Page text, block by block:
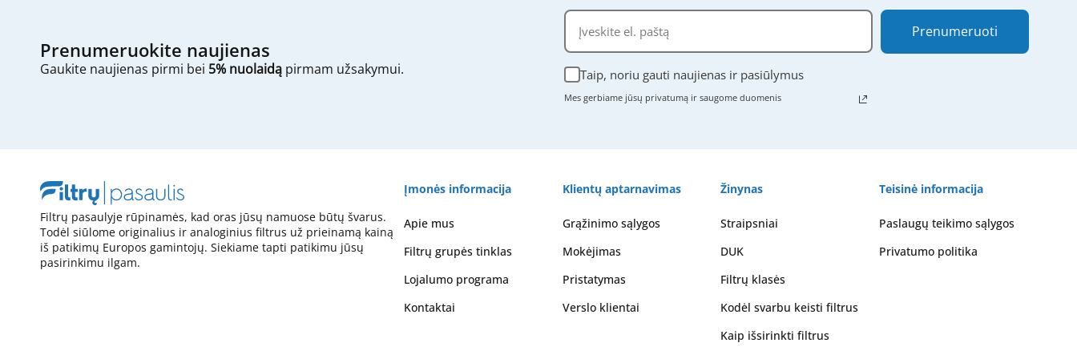
Prenumeruokite naujienas
Gaukite naujienas pirmi bei 5% nuolaidą pirmam užsakymui. Taip, noriu gauti naujienas ir pasiūlymus
Mes gerbiame jūsų privatumą ir saugome duomenis
Prenumeruoti
Filtrų pasaulyje rūpinamės, kad oras jūsų namuose būtų švarus.
Todėl siūlome originalius ir analoginius filtrus už prieinamą kainą
iš patikimų Europos gamintojų. Siekiame tapti patikimu jūsų
pasirinkimu ilgam.
Įmonės informacija
Apie mus
Filtrų grupės tinklas
Lojalumo programa
Kontaktai
Klientų aptarnavimas
Grąžinimo sąlygos
Mokėjimas
Pristatymas
Verslo klientai
Žinynas
Straipsniai
DUK
Filtrų klasės
Kodėl svarbu keisti filtrus
Kaip išsirinkti filtrus
Teisinė informacija
Paslaugų teikimo sąlygos
Privatumo politika